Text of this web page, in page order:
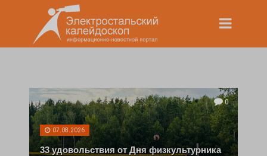
0
07.08.2026
33 удовольствия от Дня физкультурника